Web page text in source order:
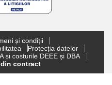
și condiții
Protecția datelor
și costurile DEEE și DBA
din contract